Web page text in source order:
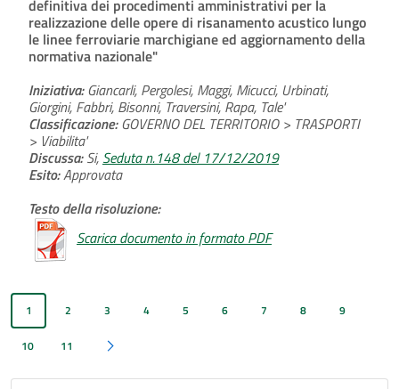
definitiva dei procedimenti amministrativi per la
realizzazione delle opere di risanamento acustico lungo
le linee ferroviarie marchigiane ed aggiornamento della
normativa nazionale"
Iniziativa:Giancarli, Pergolesi, Maggi, Micucci, Urbinati,
Giorgini, Fabbri, Bisonni, Traversini, Rapa, Tale'
Classificazione:GOVERNO DEL TERRITORIO > TRASPORTI
> Viabilita'
Discussa:Si, Seduta n.148 del 17/12/2019
Esito:Approvata
Testo della risoluzione:
Scarica documento in formato PDF
1 2 3 4 5 6 7 8 9
10 11 Pagina successiva